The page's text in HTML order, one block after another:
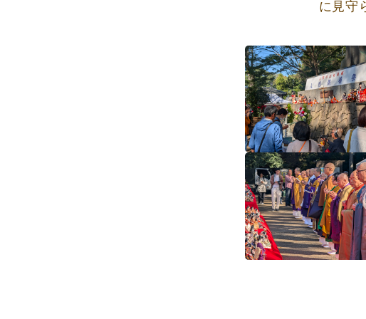
に見守